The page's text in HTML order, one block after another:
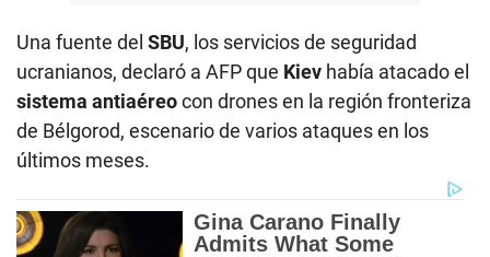
Una fuente del SBU, los servicios de seguridad
ucranianos, declaró a AFP que Kiev había atacado el
sistema antiaéreocon drones en la región fronteriza
de Bélgorod, escenario de varios ataques en los
últimos meses.